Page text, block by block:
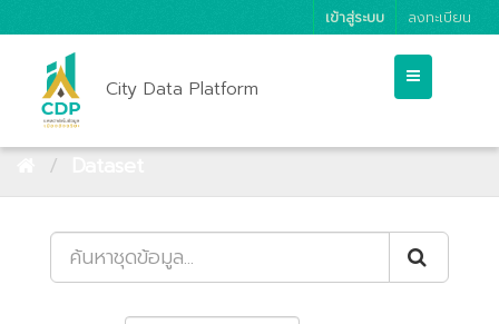
เข้าสู่ระบบ ลงทะเบียน
City Data Platform